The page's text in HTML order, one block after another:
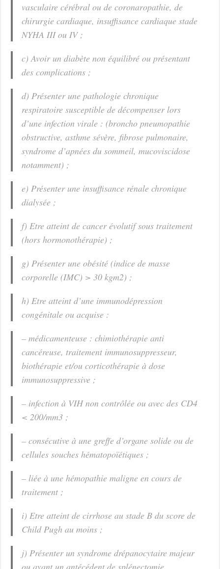
vasculaire cérébral ou de coronaropathie, de
chirurgie cardiaque, insuffisance cardiaque stade
NYHA III ou IV ;
c) Avoir un diabète non équilibré ou présentant
des complications ;
d) Présenter une pathologie chronique
respiratoire susceptible de décompenser lors
d’une infection virale : (broncho pneumopathie
obstructive, asthme sévère, fibrose pulmonaire,
syndrome d’apnées du sommeil, mucoviscidose
notamment) ;
e) Présenter une insuffisance rénale chronique
dialysée ;
f) Etre atteint de cancer évolutif sous traitement
(hors hormonothérapie) ;
g) Présenter une obésité (indice de masse
corporelle (IMC) > 30 kgm2) ;
h) Etre atteint d’une immunodépression
congénitale ou acquise :
– médicamenteuse : chimiothérapie anti
cancéreuse, traitement immunosuppresseur,
biothérapie et/ou corticothérapie à dose
immunosuppressive ;
– infection à VIH non contrôlée ou avec des CD4
< 200/mm3 ;
– consécutive à une greffe d’organe solide ou de
cellules souches hématopoïétiques ;
– liée à une hémopathie maligne en cours de
traitement ;
i) Etre atteint de cirrhose au stade B du score de
Child Pugh au moins ;
j) Présenter un syndrome drépanocytaire majeur
ou ayant un antécédent de splénectomie